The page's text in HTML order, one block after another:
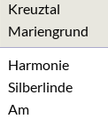
Kreuztal
Mariengrund
Harmonie
Silberlinde
Am